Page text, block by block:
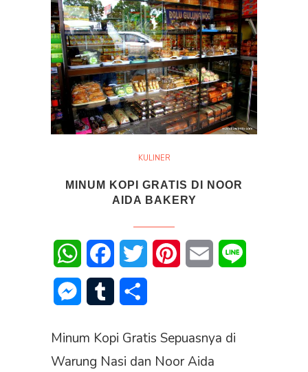
KULINER
MINUM KOPI GRATIS DI NOOR
AIDA BAKERY
WhatsAppFacebookTwitter PinterestEmail
Messenger
Tumblr
Minum Kopi Gratis Sepuasnya di
Warung Nasi dan Noor Aida